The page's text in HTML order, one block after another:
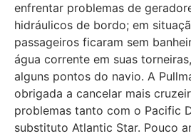
enfrentar problemas de
hidráulicos de bordo; em
passageiros ficaram sem
água corrente em suas
alguns pontos do navio. A
obrigada a cancelar mais
problemas tanto com o Pacific
substituto Atlantic Star. Pouco